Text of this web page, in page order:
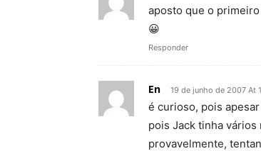
aposto que o
😀
Responder
En 19 de junho de 2007 At
é curioso, pois
pois Jack tinha
provavelmente,